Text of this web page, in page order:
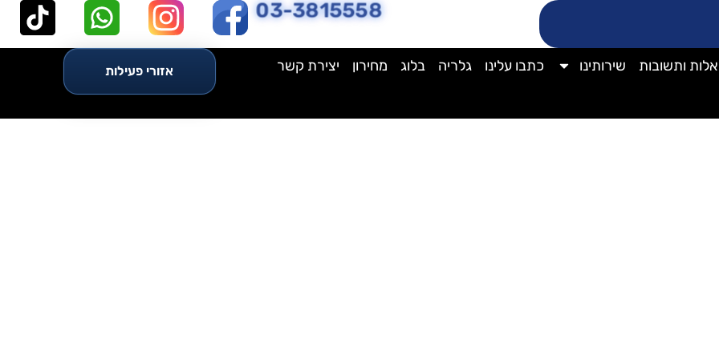
03-3815558
ותשובות שירותינו כתבו עלינו גלריה בלוג מחירון יצירת קשר אזורי פעילות